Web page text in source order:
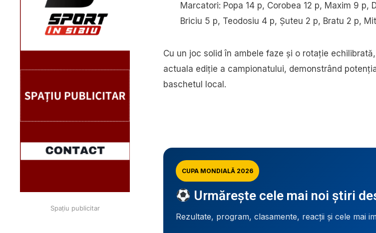
Spațiu publicitar
Marcatori: Popa 14 p, Corobea 12 p, Maxim 9
Briciu 5 p, Teodosiu 4 p, Șuteu 2 p, Bratu 2 p,
Cu un joc solid în ambele faze și o rotație
actuala ediție a campionatului, demonstrând
baschetul local.
CUPA MONDIALĂ 2026
Urmărește cele mai noi știri
Rezultate, program, clasamente, reacții și cele mai